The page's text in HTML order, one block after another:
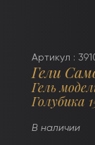
Артикул :
Гели
Гель
Голубика
В наличии